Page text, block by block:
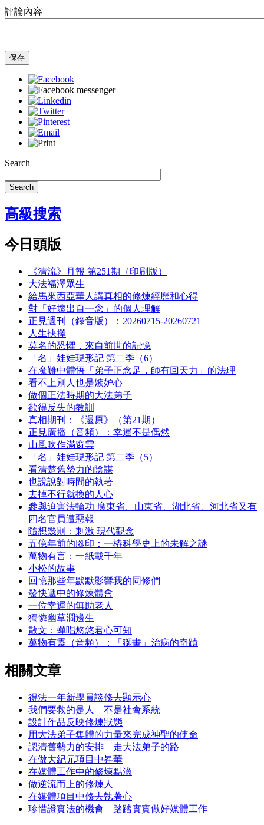
評論內容
保存
Search
Search
高級搜索
今日頭版
《清流》月報 第251期（印刷版）
大法福澤眾生
給馬來西亞華人講真相的修煉經歷和心得
對「好壞出自一念」的個人理解
正見週刊（錄音版）：20260715-20260721
人生抉擇
莫名的恐懼，來自前世的記憶
「名」娃娃現形記 第二季（6）
在魔難中體悟「弟子正念足，師有回天力」的法理
看不上別人也是嫉妒心
做個正法時期的大法弟子
欲得反失的教訓
真相期刊：《還原》（第21期）
正見廣播（音頻）：幸運不是偶然
山風吹作滿窗雲
「名」娃娃現形記 第二季（5）
看清楚舊勢力的陰謀
也說說對時間的執著
去掉不行就換的人心
參與迫害法輪功 廣東省、山東省、湖北省、河北省又有
四名官員遭惡報
隨想幾則：刺激 現代觀念
五億年前的腳印：一樁科學史上的未解之謎
萬物有言：一紙載千年
小松的故事
回憶那些年默默影響我的同修們
發快遞中的修煉體會
一位幸運的無助老人
獨憐幽草澗邊生
散文：蟬唱悠悠君心可知
萬物有靈（音頻）：「獅畫」治病的奇蹟
相關文章
得法一年新學員談修去顯示心
我們要救的是人 不是社會系統
設計作品反映修煉狀態
用大法弟子集體的力量來完成神聖的使命
認清舊勢力的安排 走大法弟子的路
在做大紀元項目中昇華
在媒體工作中的修煉點滴
做逆流而上的修煉人
在媒體項目中修去執著心
珍惜證實法的機會 踏踏實實做好媒體工作